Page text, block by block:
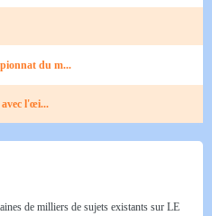
du m...
avec l'œi...
de milliers de sujets existants sur LE